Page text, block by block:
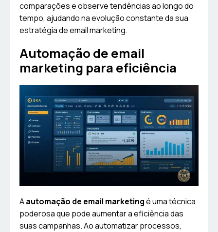
comparações e observe tendências ao longo do
tempo, ajudando na evolução constante da sua
estratégia de email marketing.
Automação de email
marketing para eficiência
Aautomação de email marketingé uma técnica
poderosa que pode aumentar a eficiência das
suas campanhas. Ao automatizar processos,